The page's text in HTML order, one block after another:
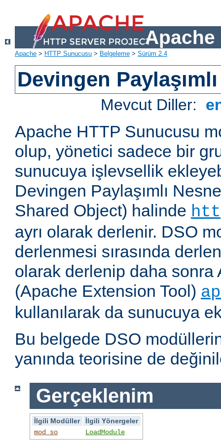
Apache
Apache > HTTP Sunucusu > Belgeleme > Sürüm 2.4
Devingen
Mevcut Diller:
Apache HTTP Sunucusu
olup, yönetici sadece bir
sunucuya işlevsellik
Devingen Paylaşımlı
Shared Object) halinde
ayrı olarak derlenir. DSO
derlenmesi sırasında
olarak derlenip daha sonra
(Apache Extension Tool)
kullanılarak da sunucuya
Bu belgede DSO
yanında teorisine de
Gerçeklenim
İlgili Modüller
İlgili Yönergeler
mod_so
LoadModule